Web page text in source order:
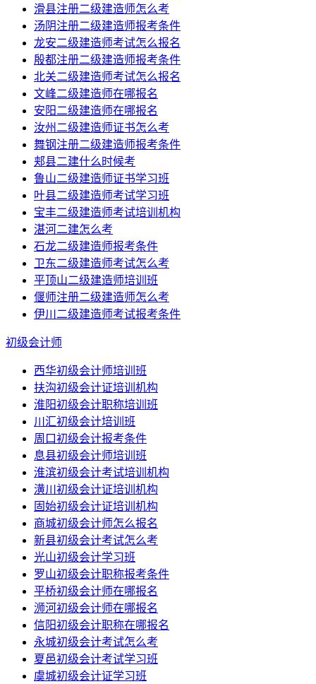
滑县注册二级建造师怎么考
汤阴注册二级建造师报考条件
龙安二级建造师考试怎么报名
殷都注册二级建造师报考条件
北关二级建造师考试怎么报名
文峰二级建造师在哪报名
安阳二级建造师在哪报名
汝州二级建造师证书怎么考
舞钢注册二级建造师报考条件
郏县二建什么时候考
鲁山二级建造师证书学习班
叶县二级建造师考试学习班
宝丰二级建造师考试培训机构
湛河二建怎么考
石龙二级建造师报考条件
卫东二级建造师考试怎么考
平顶山二级建造师培训班
偃师注册二级建造师怎么考
伊川二级建造师考试报考条件
初级会计师
西华初级会计师培训班
扶沟初级会计证培训机构
淮阳初级会计职称培训班
川汇初级会计培训班
周口初级会计报考条件
息县初级会计师培训班
淮滨初级会计考试培训机构
潢川初级会计证培训机构
固始初级会计证培训机构
商城初级会计师怎么报名
新县初级会计考试怎么考
光山初级会计学习班
罗山初级会计职称报考条件
平桥初级会计师在哪报名
浉河初级会计师在哪报名
信阳初级会计职称在哪报名
永城初级会计考试怎么考
夏邑初级会计考试学习班
虞城初级会计证学习班